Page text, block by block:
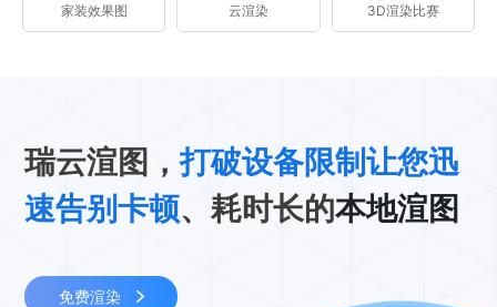
家装效果图 云渲染 3D渲染比赛
瑞云渲图，打破设备限制让您迅
速告别卡顿、耗时长的本地渲图
免费渲染